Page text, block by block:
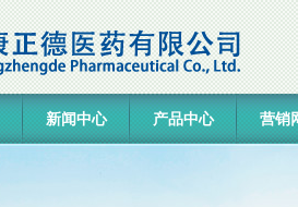
新闻中心 产品中心 营销